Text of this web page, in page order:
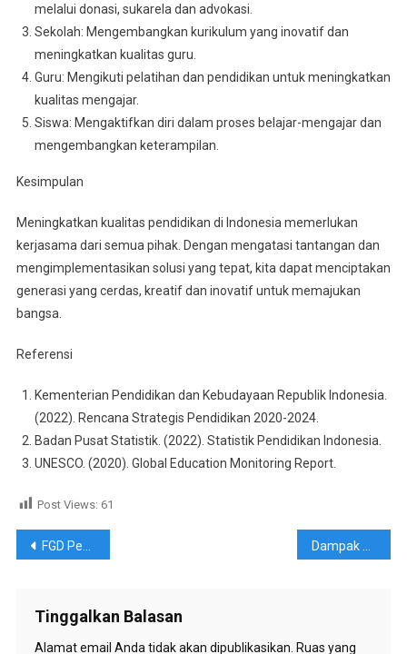
melalui donasi, sukarela dan advokasi.
Sekolah: Mengembangkan kurikulum yang inovatif dan
meningkatkan kualitas guru.
Guru: Mengikuti pelatihan dan pendidikan untuk meningkatkan
kualitas mengajar.
Siswa: Mengaktifkan diri dalam proses belajar-mengajar dan
mengembangkan keterampilan.
Kesimpulan
Meningkatkan kualitas pendidikan di Indonesia memerlukan
kerjasama dari semua pihak. Dengan mengatasi tantangan dan
mengimplementasikan solusi yang tepat, kita dapat menciptakan
generasi yang cerdas, kreatif dan inovatif untuk memajukan
bangsa.
Referensi
Kementerian Pendidikan dan Kebudayaan Republik Indonesia.
(2022). Rencana Strategis Pendidikan 2020-2024.
Badan Pusat Statistik. (2022). Statistik Pendidikan Indonesia.
UNESCO. (2020). Global Education Monitoring Report.
Post Views: 61
Navigasi
FGD Penghitungan ZNT, Penggalian Potensi Peningkatan PAD tahun 2025
Tinggalkan Balasan
Alamat email Anda tidak akan dipublikasikan. Ruas yang